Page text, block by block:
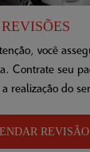
REVISÕES
você
Contrate seu
realização do
REVISÃO